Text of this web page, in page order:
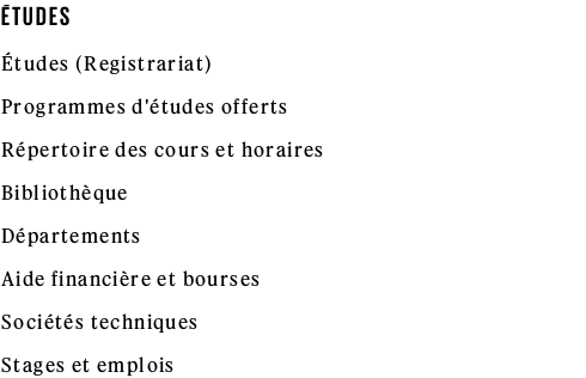
ÉTUDES
Études (Registrariat)
Programmes d'études offerts
Répertoire des cours et horaires
Bibliothèque
Départements
Aide financière et bourses
Sociétés techniques
Stages et emplois